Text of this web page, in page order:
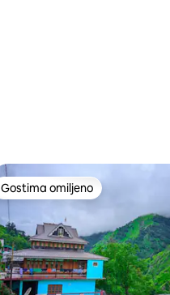
Gostima omiljeno
Gostima omiljeno